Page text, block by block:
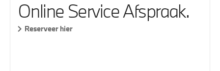
Online Service Afspraak.
Reserveer hier